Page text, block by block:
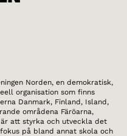
Norden, en demokratisk,
organisation som finns
Danmark, Finland, Island,
områdena Färöarna,
är att styrka och utveckla det
på bland annat skola och